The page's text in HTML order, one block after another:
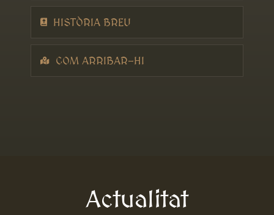
HISTÒRIA BREU
COM ARRIBAR-HI
Actualitat